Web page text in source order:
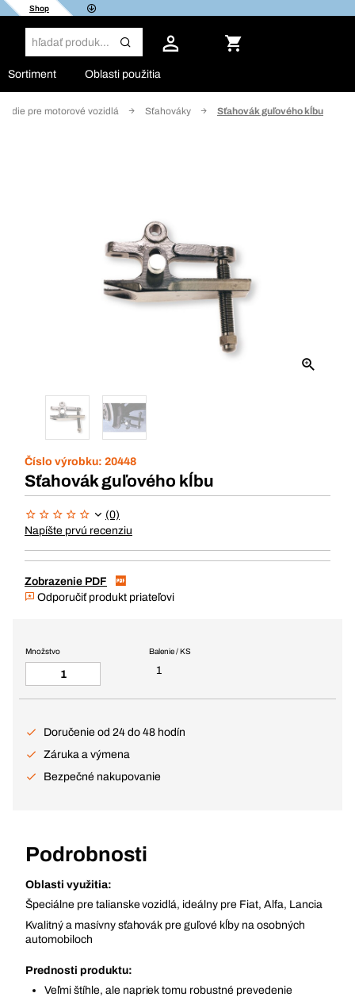
Shop
Sortiment Oblasti použitia
pre motorové vozidlá Sťahováky Sťahovák guľového kĺbu
Číslo výrobku: 20448
Sťahovák guľového kĺbu
(0)
Napíšte prvú recenziu
Zobrazenie PDF
Odporučiť produkt priateľovi
Balenie / KS
1
Množstvo
Doručenie od 24 do 48 hodín
Záruka a výmena
Bezpečné nakupovanie
Podrobnosti
Oblasti využitia:
Špeciálne pre talianske vozidlá, ideálny pre Fiat, Alfa, Lancia
Kvalitný a masívny sťahovák pre guľové kĺby na osobných
automobiloch
Prednosti produktu:
Veľmi štíhle, ale napriek tomu robustné prevedenie